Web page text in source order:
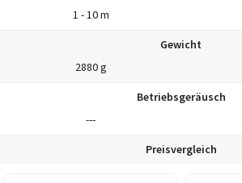
1 - 10 m
Gewicht
2880 g
Betriebsgeräusch
---
Preisvergleich